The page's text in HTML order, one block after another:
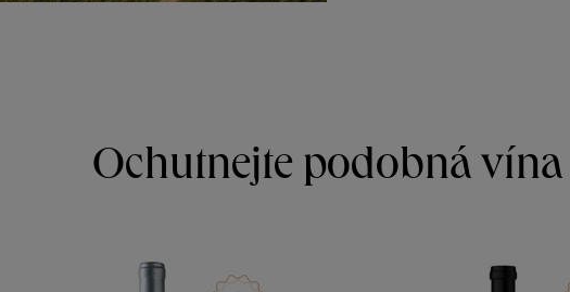
Ochutnejte podobná vína